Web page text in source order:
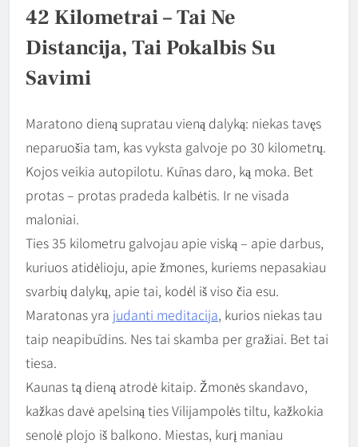
42 Kilometrai – Tai Ne
Distancija, Tai Pokalbis Su
Savimi
Maratono dieną supratau vieną dalyką: niekas tavęs
neparuošia tam, kas vyksta galvoje po 30 kilometrų.
Kojos veikia autopilotu. Kūnas daro, ką moka. Bet
protas – protas pradeda kalbėtis. Ir ne visada
maloniai.
Ties 35 kilometru galvojau apie viską – apie darbus,
kuriuos atidėlioju, apie žmones, kuriems nepasakiau
svarbių dalykų, apie tai, kodėl iš viso čia esu.
Maratonas yra judanti meditacija, kurios niekas tau
taip neapibūdins. Nes tai skamba per gražiai. Bet tai
tiesa.
Kaunas tą dieną atrodė kitaip. Žmonės skandavo,
kažkas davė apelsiną ties Vilijampolės tiltu, kažkokia
senolė plojo iš balkono. Miestas, kurį maniau